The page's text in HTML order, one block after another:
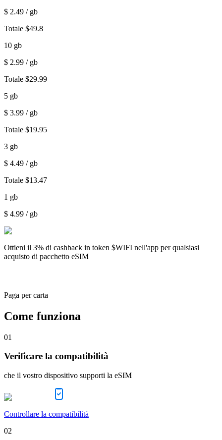
$ 2.49 / gb
Totale $49.8
10 gb
$ 2.99 / gb
Totale $29.99
5 gb
$ 3.99 / gb
Totale $19.95
3 gb
$ 4.49 / gb
Totale $13.47
1 gb
$ 4.99 / gb
Ottieni il 3% di cashback in token $WIFI nell'app per qualsiasi
acquisto di pacchetto eSIM
Paga per carta
Come funziona
01
Verificare la compatibilità
che il vostro dispositivo supporti la eSIM
Controllare la compatibilità
02